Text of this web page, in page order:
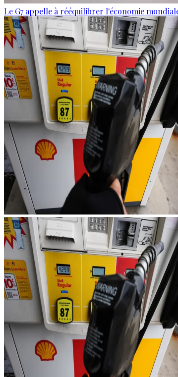
Le G7 appelle à rééquilibrer l'économie